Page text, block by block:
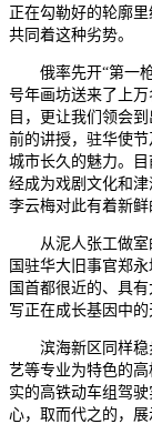
正在勾勒好的轮廓
共同着这种劣势。
俄率先开“第一枪
号年画坊送来了上
目，更让我们领会
前的讲授，驻华使
城市长久的魅力。
经成为戏剧文化和
李云梅对此有着新鲜
从泥人张工做室的
国驻华大旧事官郑
国首都很近的、具
写正在成长基因中的
滨海新区同样稳
艺等专业为特色的
实的高铁动车组驾
心，取而代之的，